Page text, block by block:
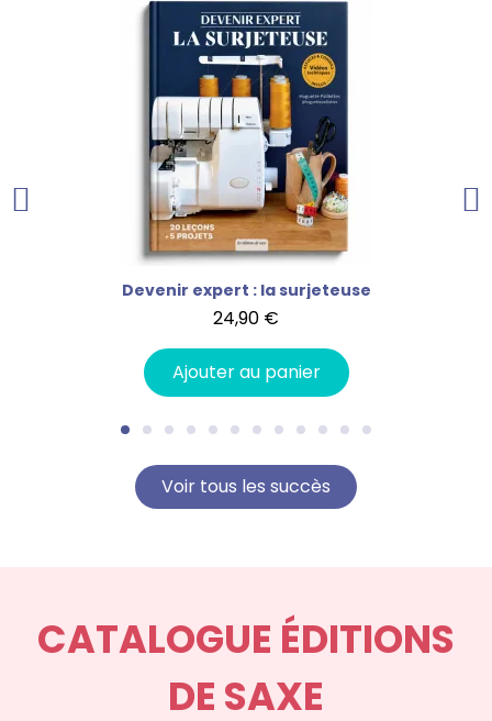
Devenir expert : la surjeteuse
24,90 €
Ajouter au panier
Voir tous les succès
CATALOGUE ÉDITIONS
DE SAXE​